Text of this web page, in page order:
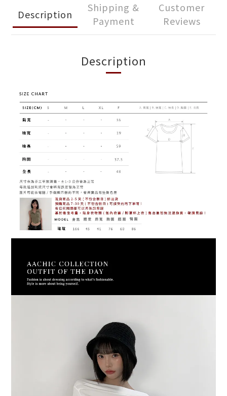
Description
Shipping &
Payment
Customer
Reviews
Description